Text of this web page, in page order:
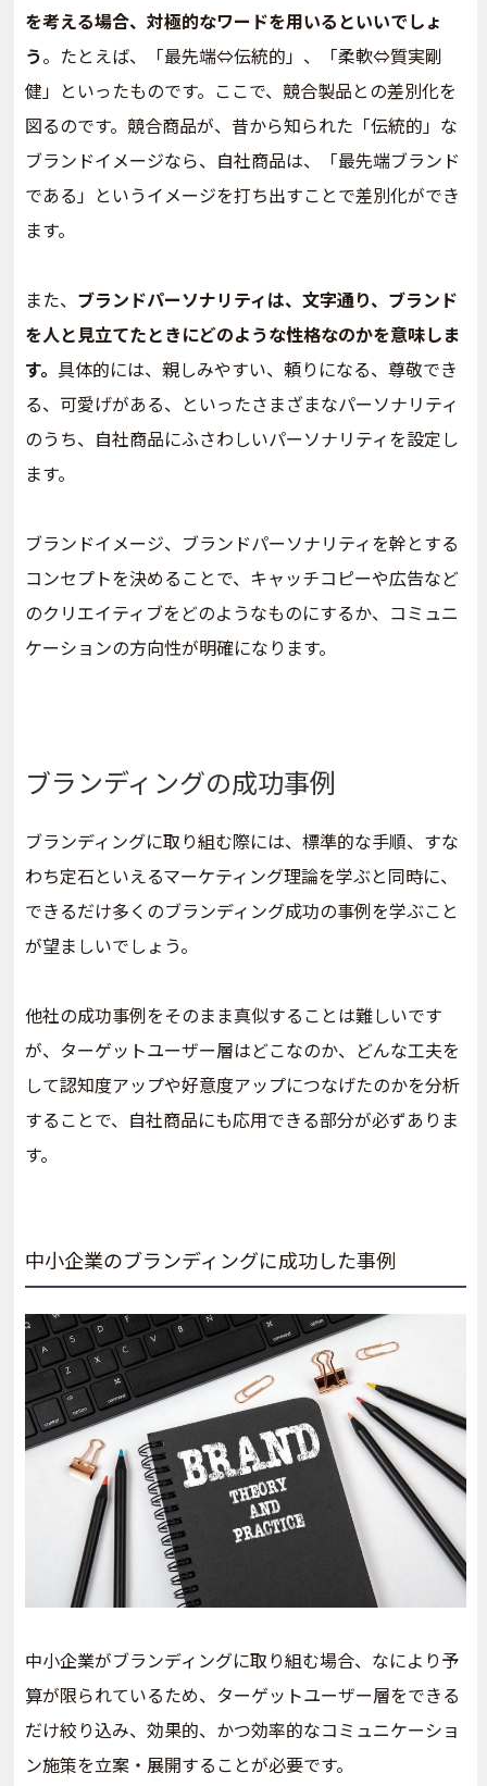
を考える場合、対極的なワードを用いるといいでしょ
う。たとえば、「最先端⇔伝統的」、「柔軟⇔質実剛
健」といったものです。ここで、競合製品との差別化を
図るのです。競合商品が、昔から知られた「伝統的」な
ブランドイメージなら、自社商品は、「最先端ブランド
である」というイメージを打ち出すことで差別化ができ
ます。
また、 ブランドパーソナリティは、文字通り、ブランド
を人と見立てたときにどのような性格なのかを意味しま
す。 具体的には、親しみやすい、頼りになる、尊敬でき
る、可愛げがある、といったさまざまなパーソナリティ
のうち、自社商品にふさわしいパーソナリティを設定し
ます。
ブランドイメージ、ブランドパーソナリティを幹とする
コンセプトを決めることで、キャッチコピーや広告など
のクリエイティブをどのようなものにするか、コミュニ
ケーションの方向性が明確になります。
ブランディングの成功事例
ブランディングに取り組む際には、標準的な手順、すな
わち定石といえるマーケティング理論を学ぶと同時に、
できるだけ多くのブランディング成功の事例を学ぶこと
が望ましいでしょう。
他社の成功事例をそのまま真似することは難しいです
が、ターゲットユーザー層はどこなのか、どんな工夫を
して認知度アップや好意度アップにつなげたのかを分析
することで、自社商品にも応用できる部分が必ずありま
す。
中小企業のブランディングに成功した事例
中小企業がブランディングに取り組む場合、なにより予
算が限られているため、ターゲットユーザー層をできる
だけ絞り込み、効果的、かつ効率的なコミュニケーショ
ン施策を立案・展開することが必要です。